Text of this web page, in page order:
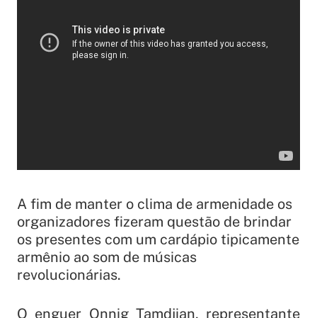
A fim de manter o clima de armenidade os
organizadores fizeram questão de brindar
os presentes com um cardápio tipicamente
armênio ao som de músicas
revolucionárias.
O enguer Onnig Tamdjian, representante